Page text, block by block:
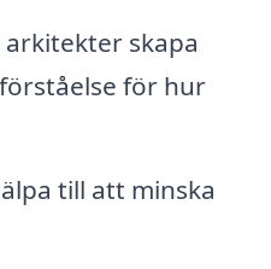
skapa
för hur
till att minska